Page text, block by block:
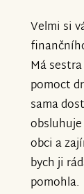
Velmi si
Má
pomoct
sama
obci a
bych ji
pomohla.